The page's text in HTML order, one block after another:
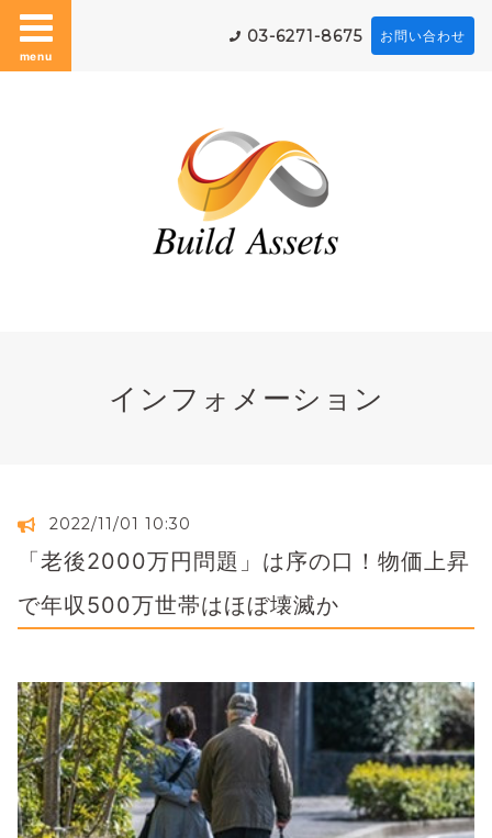
menu
03-6271-8675 お問い合わせ
インフォメーション
2022/11/01 10:30
「老後2000万円問題」は序の口！物価上昇
で年収500万世帯はほぼ壊滅か